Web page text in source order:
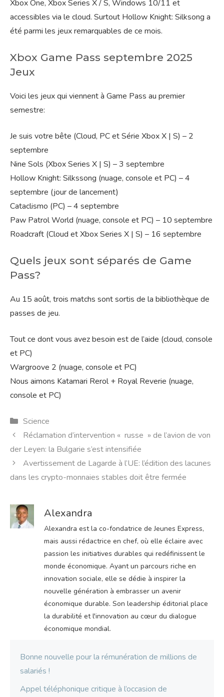
Xbox One, Xbox Series X / S, Windows 10/11 et
accessibles via le cloud. Surtout Hollow Knight: Silksong a
été parmi les jeux remarquables de ce mois.
Xbox Game Pass septembre 2025
Jeux
Voici les jeux qui viennent à Game Pass au premier
semestre:
Je suis votre bête (Cloud, PC et Série Xbox X | S) – 2
septembre
Nine Sols (Xbox Series X | S) – 3 septembre
Hollow Knight: Silkssong (nuage, console et PC) – 4
septembre (jour de lancement)
Cataclismo (PC) – 4 septembre
Paw Patrol World (nuage, console et PC) – 10 septembre
Roadcraft (Cloud et Xbox Series X | S) – 16 septembre
Quels jeux sont séparés de Game
Pass?
Au 15 août, trois matchs sont sortis de la bibliothèque de
passes de jeu.
Tout ce dont vous avez besoin est de l’aide (cloud, console
et PC)
Wargroove 2 (nuage, console et PC)
Nous aimons Katamari Rerol + Royal Reverie (nuage,
console et PC)
Catégories
Science
Réclamation d’intervention « russe » de l’avion de von
der Leyen: la Bulgarie s’est intensifiée
Avertissement de Lagarde à l’UE: l’édition des lacunes
dans les crypto-monnaies stables doit être fermée
Alexandra
Alexandra est la co-fondatrice de Jeunes Express,
mais aussi rédactrice en chef, où elle éclaire avec
passion les initiatives durables qui redéfinissent le
monde économique. Ayant un parcours riche en
innovation sociale, elle se dédie à inspirer la
nouvelle génération à embrasser un avenir
économique durable. Son leadership éditorial place
la durabilité et l'innovation au cœur du dialogue
économique mondial.
Bonne nouvelle pour la rémunération de millions de
salariés !
Appel téléphonique critique à l’occasion de